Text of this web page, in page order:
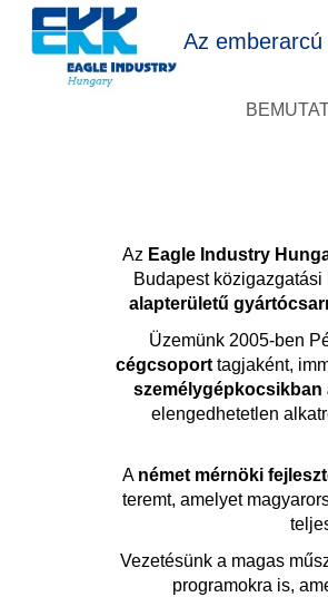
Az
Az Eagle Industry
Budapest
alapterületű
Üzemünk 2005-ben
cégcsoport tagjaként,
személygépkocsikban
elengedhetetlen
A német mérnöki
teremt, amelyet
Vezetésünk a magas
programokra is,